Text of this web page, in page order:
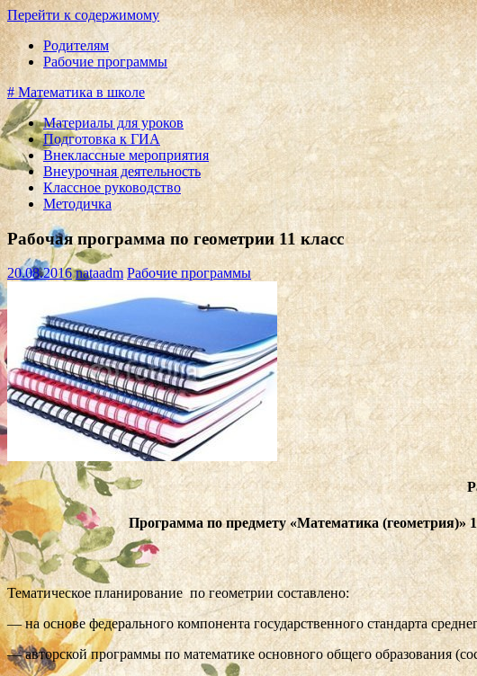
Перейти к содержимому
Родителям
Рабочие программы
# Математика в школе
Материалы для уроков
Подготовка к ГИА
Внеклассные мероприятия
Внеурочная деятельность
Классное руководство
Методичка
Рабочая программа по геометрии 11 класс
20.08.2016 nataadm Рабочие программы
Программа по предмету «Математика (геометрия)»
Тематическое планирование по геометрии составлено:
— на основе федерального компонента государственного стандарта
— авторской программы по математике основного общего образования